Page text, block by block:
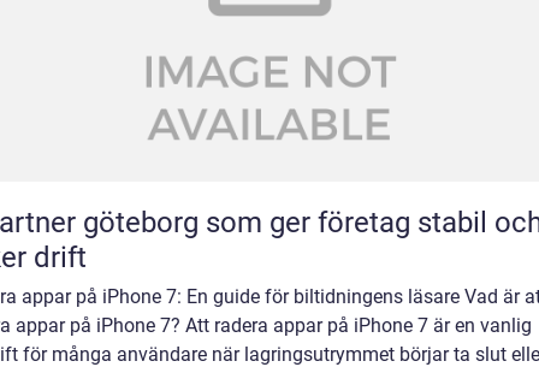
göteborg som ger företag stabil
drift
appar på iPhone 7: En guide för biltidningens läsare Vad är
appar på iPhone 7? Att radera appar på iPhone 7 är en vanlig
för många användare när lagringsutrymmet börjar ta slut